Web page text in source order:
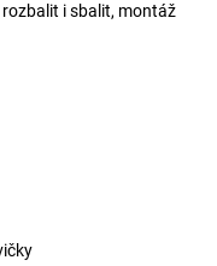
i sbalit, montáž